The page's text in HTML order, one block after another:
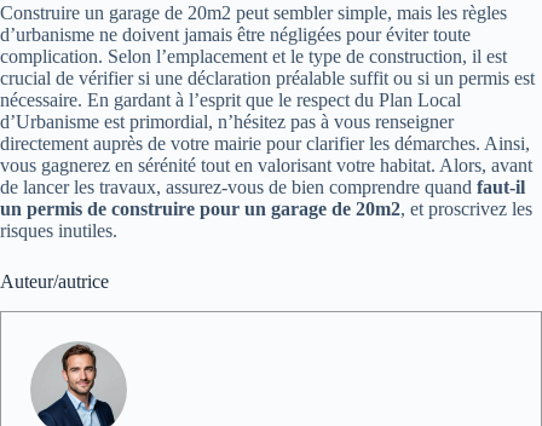
Construire un garage de 20m2 peut sembler simple, mais les règles
d’urbanisme ne doivent jamais être négligées pour éviter toute
complication. Selon l’emplacement et le type de construction, il est
crucial de vérifier si une déclaration préalable suffit ou si un permis est
nécessaire. En gardant à l’esprit que le respect du Plan Local
d’Urbanisme est primordial, n’hésitez pas à vous renseigner
directement auprès de votre mairie pour clarifier les démarches. Ainsi,
vous gagnerez en sérénité tout en valorisant votre habitat. Alors, avant
de lancer les travaux, assurez-vous de bien comprendre quand faut-il
un permis de construire pour un garage de 20m2, et proscrivez les
risques inutiles.
Auteur/autrice